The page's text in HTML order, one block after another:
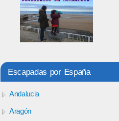
Escapadas por España
Andalucia
Aragón